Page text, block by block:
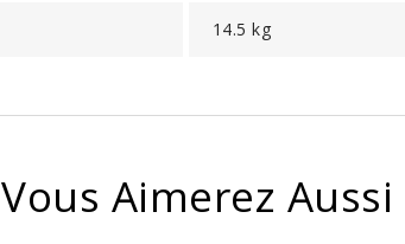
14.5 kg
Vous Aimerez Aussi